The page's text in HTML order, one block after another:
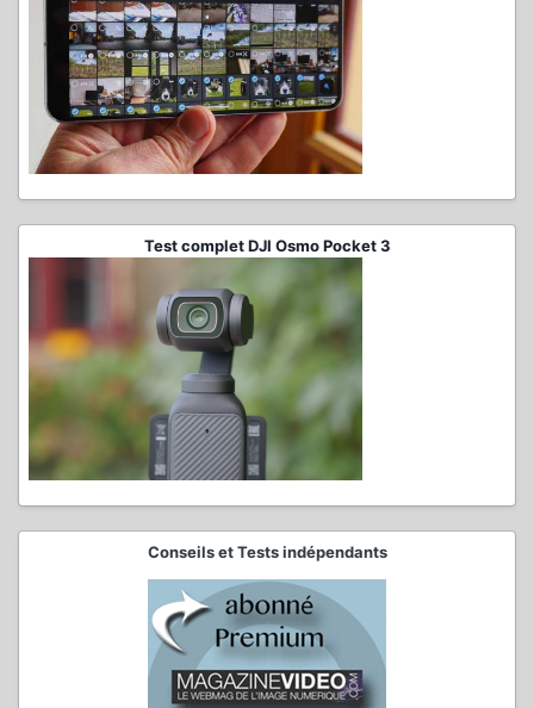
Test complet DJI Osmo Pocket 3
Conseils et Tests indépendants